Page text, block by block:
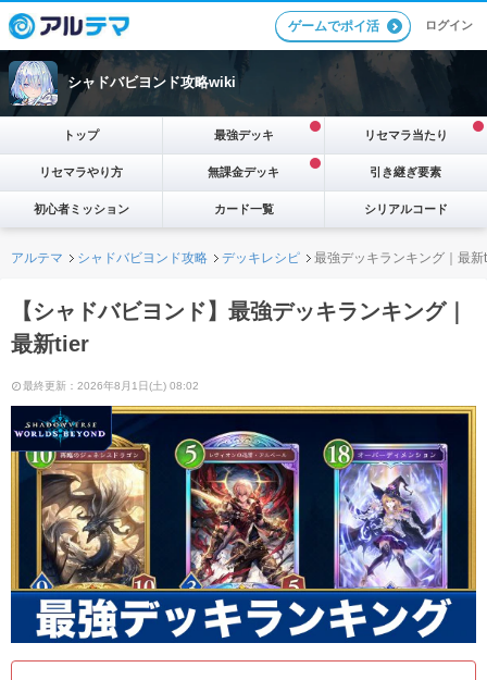
ゲームでポイ活 ログイン
シャドバビヨンド攻略wiki
トップ 最強デッキ リセマラ当たり
リセマラやり方 無課金デッキ 引き継ぎ要素
初心者ミッション カード一覧 シリアルコード
アルテマ シャドバビヨンド攻略 デッキレシピ 最強デッキランキング｜最新
【シャドバビヨンド】最強デッキランキング｜
最新tier
最終更新：2026年8月1日(土) 08:02